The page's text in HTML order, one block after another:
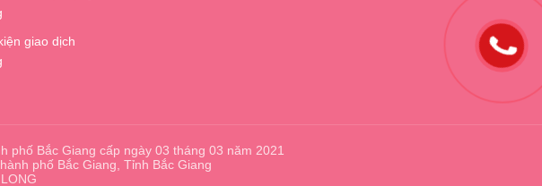
giao dịch
Bắc Giang cấp ngày 03 tháng 03 năm 2021
phố Bắc Giang, Tỉnh Bắc Giang